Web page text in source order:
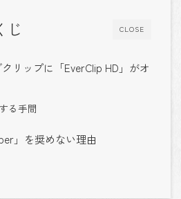
CLOSE
じ
リップに「EverClip HD」がオ
る手間
」を奨めない理由